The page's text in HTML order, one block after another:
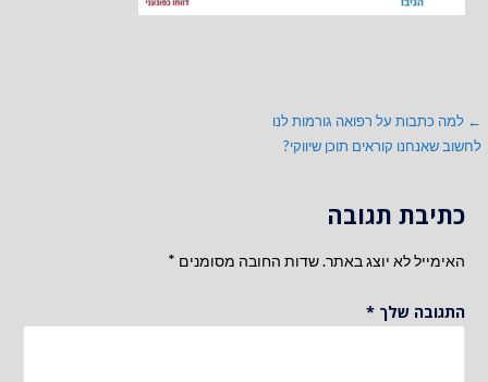
ניווט
← למה כתבות על רפואה גורמות לנו
לחשוב שאנחנו קוראים תוכן שיווקי?
כתיבת תגובה
האימייל לא יוצג באתר.שדות החובה מסומנים *
התגובה שלך *